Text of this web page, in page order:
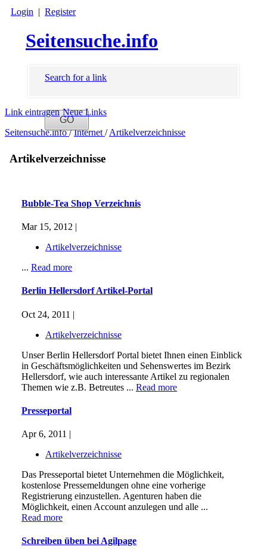
Login | Register
Seitensuche.info
Search for a link
Link eintragen Neue Links
Seitensuche.info/ Internet/Artikelverzeichnisse
Artikelverzeichnisse
Bubble-Tea Shop Verzeichnis
Mar 15, 2012 |
Artikelverzeichnisse
... Read more
Berlin Hellersdorf Artikel-Portal
Oct 24, 2011 |
Artikelverzeichnisse
Unser Berlin Hellersdorf Portal bietet Ihnen einen Einblick
in Geschäftsmöglichkeiten und Sehenswertes im Bezirk
Hellersdorf, wie auch interessante Artikel zu regionalen
Themen wie z.B. Betreutes ... Read more
Presseportal
Apr 6, 2011 |
Artikelverzeichnisse
Das Presseportal bietet Unternehmen die Möglichkeit,
kostenlose Pressemeldungen ohne eine vorherige
Registrierung einzustellen. Agenturen haben die
Möglichkeit, einen Account anzulegen und alle ...
Read more
Schreiben üben bei Agilpage